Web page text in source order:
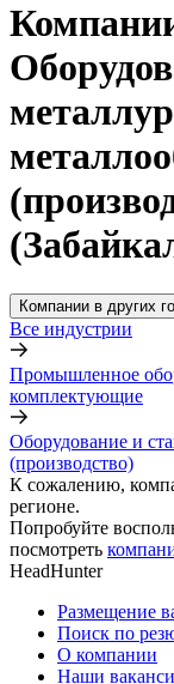
Компании в других
Все индустрии
Промышленное
комплектующие
Оборудование и
(производство)
К сожалению,
регионе.
Попробуйте
посмотреть
HeadHunter
Размещение
Поиск по
О компании
Наши